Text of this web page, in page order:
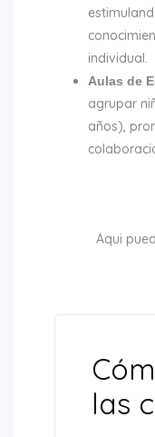
individual.
Aulas de
agrupar
años),
Aqui
las